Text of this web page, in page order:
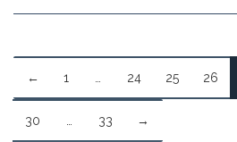
← 1 24 25 26
30 33 →